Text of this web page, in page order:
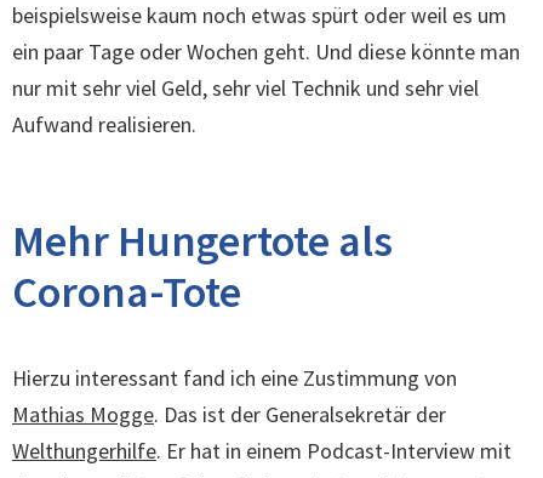
beispielsweise kaum noch etwas spürt oder weil es um
ein paar Tage oder Wochen geht. Und diese könnte man
nur mit sehr viel Geld, sehr viel Technik und sehr viel
Aufwand realisieren.
Mehr Hungertote als
Corona-Tote
Hierzu interessant fand ich eine Zustimmung von
Mathias Mogge. Das ist der Generalsekretär der
Welthungerhilfe. Er hat in einem Podcast-Interview mit